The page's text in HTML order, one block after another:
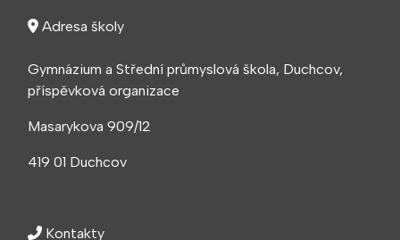
Adresa školy
Gymnázium a Střední průmyslová škola, Duchcov,
příspěvková organizace
Masarykova 909/12
419 01 Duchcov
Kontakty